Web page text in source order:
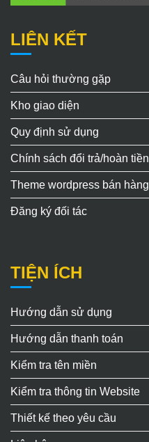
LIÊN KẾT
Câu hỏi thường gặp
Kho giao diện
Quy định sử dụng
Chính sách đổi trả/hoàn tiền
Theme wordpress bán hàng
Đăng ký đối tác
TIỆN ÍCH
Hướng dẫn sử dụng
Hướng dẫn thanh toán
Kiểm tra tên miền
Kiểm tra thông tin Website
Thiết kế theo yêu cầu